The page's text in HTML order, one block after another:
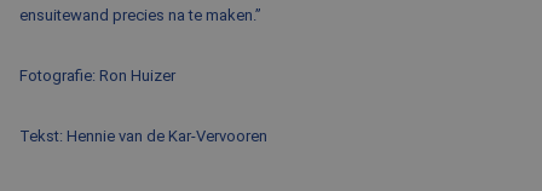
ensuitewand precies na te maken.”
Fotografie: Ron Huizer
Tekst: Hennie van de Kar-Vervooren